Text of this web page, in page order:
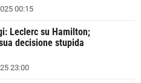
00:15
Leclerc su Hamilton;
decisione stupida
23:00